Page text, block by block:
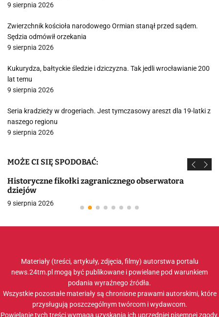
9 sierpnia 2026
Zwierzchnik kościoła narodowego Ormian stanął przed sądem.
Sędzia odmówił orzekania
9 sierpnia 2026
Kukurydza, bałtyckie śledzie i dziczyzna. Tak jedli wrocławianie 200
lat temu
9 sierpnia 2026
Seria kradzieży w drogeriach. Jest tymczasowy areszt dla 19-latki z
naszego regionu
9 sierpnia 2026
MOŻE CI SIĘ SPODOBAĆ:
Historyczne fikołki zagranicznego obserwatora
dziejów
9 sierpnia 2026
Materiały (treści, artykuły, zdjęcia, filmy) autorstwa portalu
news.24tm.pl mogą być publikowane i powielane pod warunkiem
podania wyraźnego źródła.
Wszystkie pozostałe materiały są chronione prawami autorskimi, które
przysługują poszczególnym twórcom i wydawcom.
Powielanie tych treści wymaga uzyskania ich uprzedniej pisemnej zgody.